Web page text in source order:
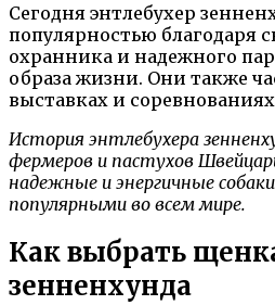
Сегодня энтлебухер
популярностью благодаря
охранника и надежного
образа жизни. Они также
выставках и
История энтлебухера
фермеров и пастухов
надежные и энергичные
популярными во всем мире.
Как выбрать
зенненхунда